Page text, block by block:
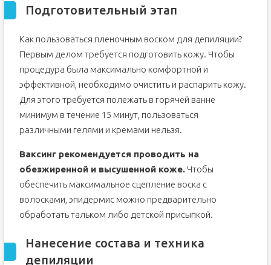
Подготовительный этап
Как пользоваться пленочным воском для депиляции?
Первым делом требуется подготовить кожу. Чтобы
процедура была максимально комфортной и
эффективной, необходимо очистить и распарить кожу.
Для этого требуется полежать в горячей ванне
минимум в течение 15 минут, пользоваться
различными гелями и кремами нельзя.
Ваксинг рекомендуется проводить на
обезжиренной и высушенной коже.Чтобы
обеспечить максимальное сцепление воска с
волосками, эпидермис можно предварительно
обработать тальком либо детской присыпкой.
Нанесение состава и техника
депиляции